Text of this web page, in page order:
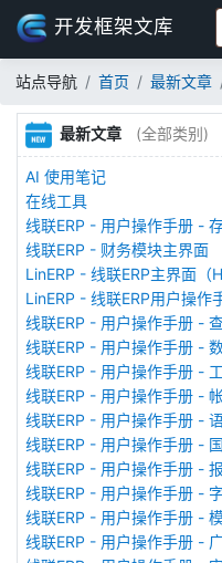
开发框架文库
站点导航 首页 最新文章
最新文章 (全部类别)
AI 使用笔记
在线工具
线联ERP - 用户操作手册 -
线联ERP - 财务模块主界面
LinERP - 线联ERP主界面（
LinERP - 线联ERP用户操作
线联ERP - 用户操作手册 -
线联ERP - 用户操作手册 -
线联ERP - 用户操作手册 -
线联ERP - 用户操作手册 -
线联ERP - 用户操作手册 -
线联ERP - 用户操作手册 -
线联ERP - 用户操作手册 -
线联ERP - 用户操作手册 -
线联ERP - 用户操作手册 -
线联ERP - 用户操作手册 -